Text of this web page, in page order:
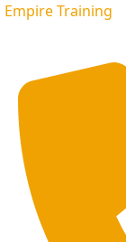
Empire Training